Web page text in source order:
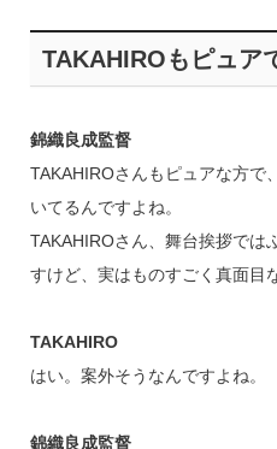
TAKAHIROもピュア
錦織良成監督
TAKAHIROさんもピュアな方で
いてるんですよね。
TAKAHIROさん、舞台挨拶では
すけど、実はものすごく真面目
TAKAHIRO
はい。案外そうなんですよね。
錦織良成監督